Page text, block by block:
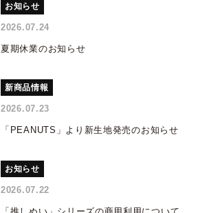
お知らせ
2026.07.24
夏期休業のお知らせ
新商品情報
2026.07.23
「PEANUTS」より新生地発売のお知らせ
お知らせ
2026.07.22